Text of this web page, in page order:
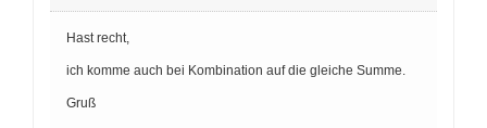
Hast recht,
ich komme auch bei Kombination auf die gleiche Summe.
Gruß